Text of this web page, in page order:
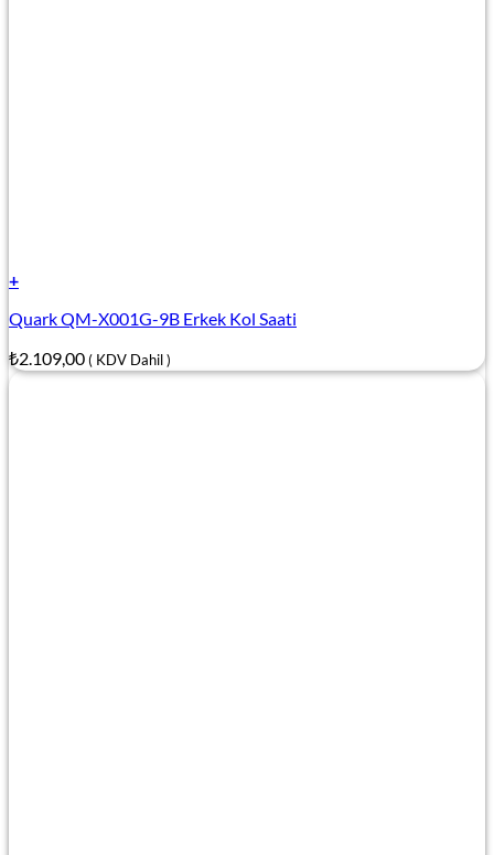
+
Quark QM-X001G-9B Erkek Kol Saati
₺2.109,00( KDV Dahil )